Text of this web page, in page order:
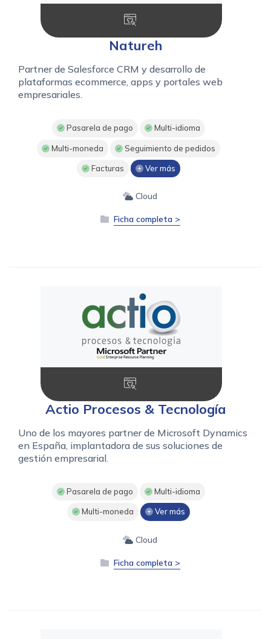
Natureh
Partner de Salesforce CRM y desarrollo de
plataformas ecommerce, apps y portales web
empresariales.
Pasarela de pago Multi-idioma
Multi-moneda Seguimiento de pedidos
Facturas Ver más
Cloud
Ficha completa >
Actio Procesos & Tecnología
Uno de los mayores partner de Microsoft Dynamics
en España, implantadora de sus soluciones de
gestión empresarial.
Pasarela de pago Multi-idioma
Multi-moneda Ver más
Cloud
Ficha completa >